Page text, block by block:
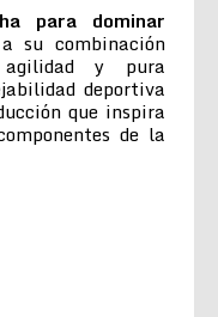
para dominar
su combinación
agilidad y pura
deportiva
que inspira
de la